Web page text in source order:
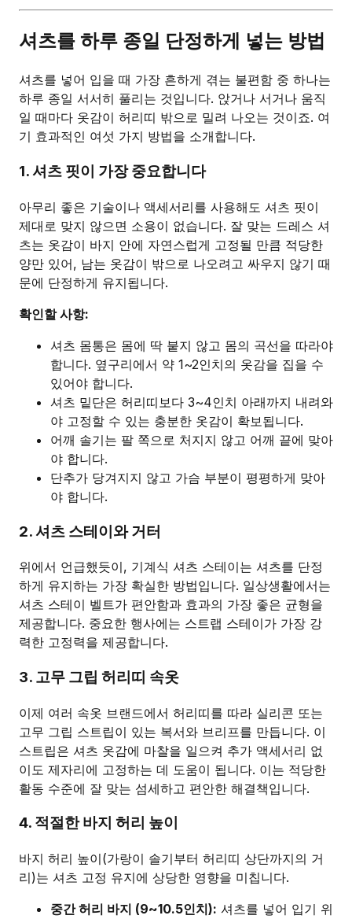
셔츠를 하루 종일 단정하게 넣는 방법
셔츠를 넣어 입을 때 가장 흔하게 겪는 불편함 중 하나는
하루 종일 서서히 풀리는 것입니다. 앉거나 서거나 움직
일 때마다 옷감이 허리띠 밖으로 밀려 나오는 것이죠. 여
기 효과적인 여섯 가지 방법을 소개합니다.
1. 셔츠 핏이 가장 중요합니다
아무리 좋은 기술이나 액세서리를 사용해도 셔츠 핏이
제대로 맞지 않으면 소용이 없습니다. 잘 맞는 드레스 셔
츠는 옷감이 바지 안에 자연스럽게 고정될 만큼 적당한
양만 있어, 남는 옷감이 밖으로 나오려고 싸우지 않기 때
문에 단정하게 유지됩니다.
확인할 사항:
셔츠 몸통은 몸에 딱 붙지 않고 몸의 곡선을 따라야
합니다. 옆구리에서 약 1~2인치의 옷감을 집을 수
있어야 합니다.
셔츠 밑단은 허리띠보다 3~4인치 아래까지 내려와
야 고정할 수 있는 충분한 옷감이 확보됩니다.
어깨 솔기는 팔 쪽으로 처지지 않고 어깨 끝에 맞아
야 합니다.
단추가 당겨지지 않고 가슴 부분이 평평하게 맞아
야 합니다.
2. 셔츠 스테이와 거터
위에서 언급했듯이, 기계식 셔츠 스테이는 셔츠를 단정
하게 유지하는 가장 확실한 방법입니다. 일상생활에서는
셔츠 스테이 벨트가 편안함과 효과의 가장 좋은 균형을
제공합니다. 중요한 행사에는 스트랩 스테이가 가장 강
력한 고정력을 제공합니다.
3. 고무 그립 허리띠 속옷
이제 여러 속옷 브랜드에서 허리띠를 따라 실리콘 또는
고무 그립 스트립이 있는 복서와 브리프를 만듭니다. 이
스트립은 셔츠 옷감에 마찰을 일으켜 추가 액세서리 없
이도 제자리에 고정하는 데 도움이 됩니다. 이는 적당한
활동 수준에 잘 맞는 섬세하고 편안한 해결책입니다.
4. 적절한 바지 허리 높이
바지 허리 높이(가랑이 솔기부터 허리띠 상단까지의 거
리)는 셔츠 고정 유지에 상당한 영향을 미칩니다.
중간 허리 바지 (9~10.5인치): 셔츠를 넣어 입기 위